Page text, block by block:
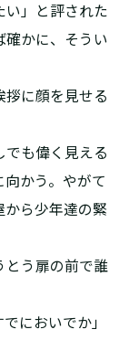
い」と評された
確かに、そうい
に顔を見せる
も偉く見える
かう。やがて
から少年達の緊
う扉の前で誰
においでか」